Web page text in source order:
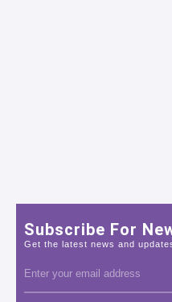
Subscribe For
Get the latest news and